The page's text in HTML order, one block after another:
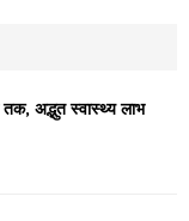
अद्भुत स्वास्थ्य लाभ